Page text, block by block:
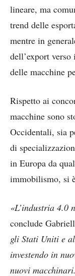
lineare, ma
trend delle
mentre in
dell’export
delle macchine
Rispetto ai
macchine sono
Occidentali, sia
di
in Europa da
immobilismo, si
«L’industria 4.0
conclude
gli Stati Uniti e
investendo in
nuovi